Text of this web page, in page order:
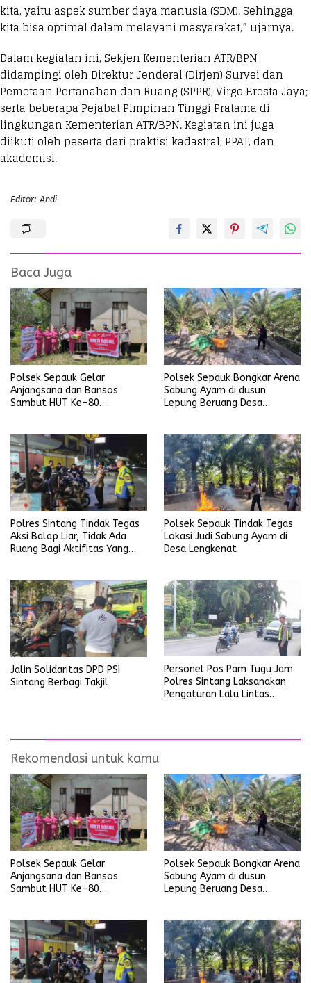
kita, yaitu aspek sumber daya manusia (SDM). Sehingga,
kita bisa optimal dalam melayani masyarakat,” ujarnya.
Dalam kegiatan ini, Sekjen Kementerian ATR/BPN
didampingi oleh Direktur Jenderal (Dirjen) Survei dan
Pemetaan Pertanahan dan Ruang (SPPR), Virgo Eresta Jaya;
serta beberapa Pejabat Pimpinan Tinggi Pratama di
lingkungan Kementerian ATR/BPN. Kegiatan ini juga
diikuti oleh peserta dari praktisi kadastral, PPAT, dan
akademisi.
Editor: Andi
Baca Juga
Polsek Sepauk Gelar
Anjangsana dan Bansos
Sambut HUT Ke-80
Polsek Sepauk Bongkar Arena
Sabung Ayam di dusun
Lepung Beruang Desa
Polres Sintang Tindak Tegas
Aksi Balap Liar, Tidak Ada
Ruang Bagi Aktifitas Yang
Polsek Sepauk Tindak Tegas
Lokasi Judi Sabung Ayam di
Desa Lengkenat
Jalin Solidaritas DPD PSI
Sintang Berbagi Takjil
Personel Pos Pam Tugu Jam
Polres Sintang Laksanakan
Pengaturan Lalu Lintas
Rekomendasi untuk kamu
Polsek Sepauk Gelar
Anjangsana dan Bansos
Sambut HUT Ke-80
Polsek Sepauk Bongkar Arena
Sabung Ayam di dusun
Lepung Beruang Desa